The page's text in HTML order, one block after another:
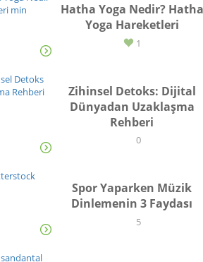
Hatha Yoga Nedir? Hatha
Yoga Hareketleri
1
Zihinsel Detoks: Dijital
Dünyadan Uzaklaşma
Rehberi
0
Spor Yaparken Müzik
Dinlemenin 3 Faydası
5